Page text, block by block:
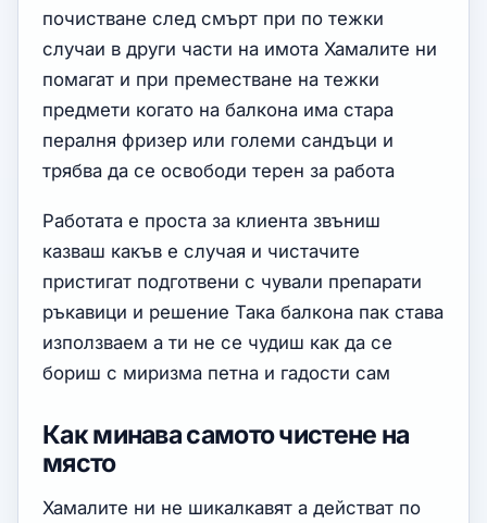
почистване след смърт при по тежки
случаи в други части на имота Хамалите ни
помагат и при преместване на тежки
предмети когато на балкона има стара
пералня фризер или големи сандъци и
трябва да се освободи терен за работа
Работата е проста за клиента звъниш
казваш какъв е случая и чистачите
пристигат подготвени с чували препарати
ръкавици и решение Така балкона пак става
използваем а ти не се чудиш как да се
бориш с миризма петна и гадости сам
Как минава самото чистене на
място
Хамалите ни не шикалкавят а действат по